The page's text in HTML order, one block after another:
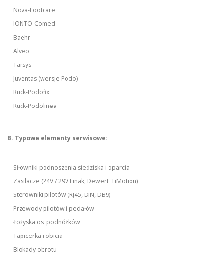
Nova-Footcare
IONTO-Comed
Baehr
Alveo
Tarsys
Juventas (wersje Podo)
Ruck-Podofix
Ruck-Podolinea
B. Typowe elementy serwisowe:
Siłowniki podnoszenia siedziska i oparcia
Zasilacze (24V / 29V Linak, Dewert, TiMotion)
Sterowniki pilotów (RJ45, DIN, DB9)
Przewody pilotów i pedałów
Łożyska osi podnóżków
Tapicerka i obicia
Blokady obrotu